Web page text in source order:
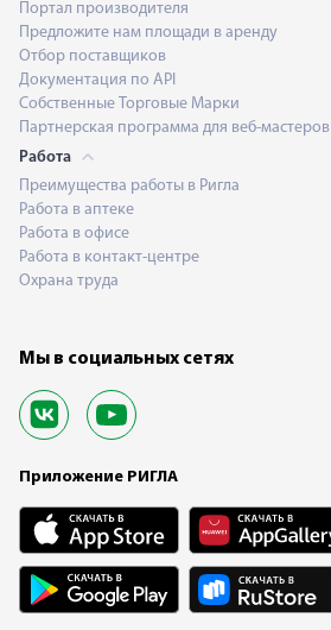
Портал производителя
Предложите нам площади в аренду
Отбор поставщиков
Документация по API
Собственные Торговые Марки
Партнерская программа для веб-мастеров
Работа
Преимущества работы в Ригла
Работа в аптеке
Работа в офисе
Работа в контакт-центре
Охрана труда
Мы в социальных сетях
Приложение РИГЛА